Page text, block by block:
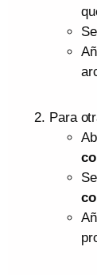
Para